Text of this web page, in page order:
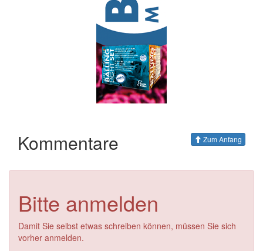
Kommentare Zum Anfang
Bitte anmelden
Damit Sie selbst etwas schreiben können, müssen Sie sich
vorher anmelden.